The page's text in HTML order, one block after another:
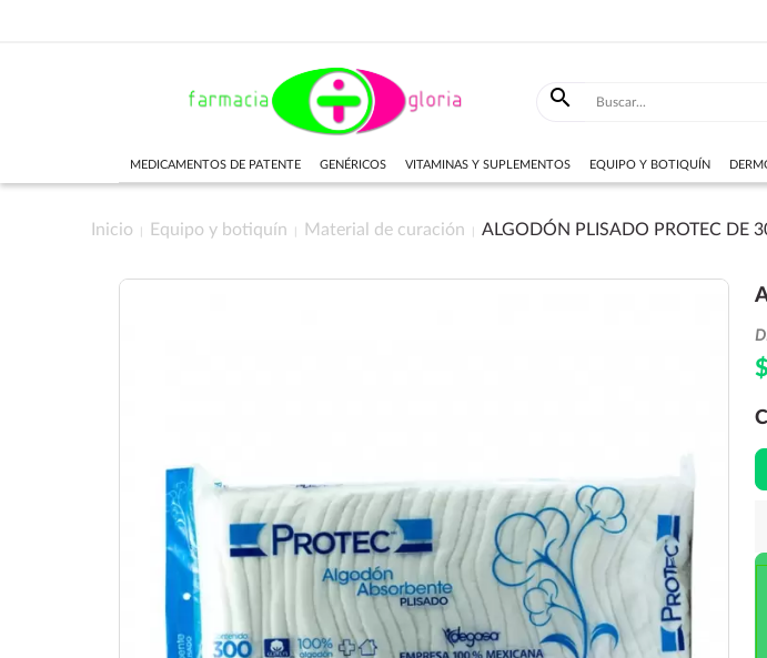

MEDICAMENTOS DE PATENTE GENÉRICOS VITAMINAS Y SUPLEMENTOS EQUIPO Y BOTIQUÍN
Inicio Equipo y botiquín Material de curación ALGODÓN PLISADO PROTEC DE